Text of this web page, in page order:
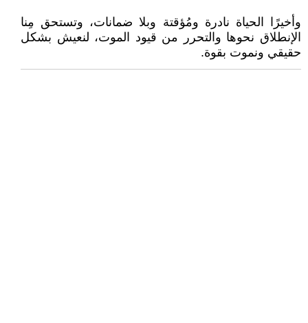
وأخيرًا الحياة نادرة ومُؤقتة وبلا ضمانات، وتستحق مِنا
الإنطلاق نحوها والتحرر من قيود الموت، لنعيش بشكل
حقيقي ونموت بقوة.